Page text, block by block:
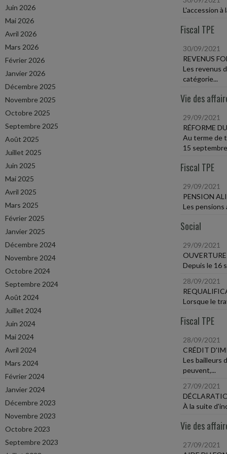
Juin 2026
Mai 2026
Avril 2026
Mars 2026
Février 2026
Janvier 2026
Décembre 2025
Novembre 2025
Octobre 2025
Septembre 2025
Août 2025
Juillet 2025
Juin 2025
Mai 2025
Avril 2025
Mars 2025
Février 2025
Janvier 2025
Décembre 2024
Novembre 2024
Octobre 2024
Septembre 2024
Août 2024
Juillet 2024
Juin 2024
Mai 2024
Avril 2024
Mars 2024
Février 2024
Janvier 2024
Décembre 2023
Novembre 2023
Octobre 2023
Septembre 2023
L'accession
Fiscal TPE
30/09/2021
REVENUS
Les revenus
catégorie...
Vie des
29/09/2021
RÉFORME
Au terme de
15
Fiscal TPE
29/09/2021
PENSION
Les
Social
29/09/2021
Depuis le 16
28/09/2021
Lorsque le
Fiscal TPE
28/09/2021
CRÉDIT
Les bailleurs
peuvent,...
27/09/2021
À la suite
Vie des
27/09/2021